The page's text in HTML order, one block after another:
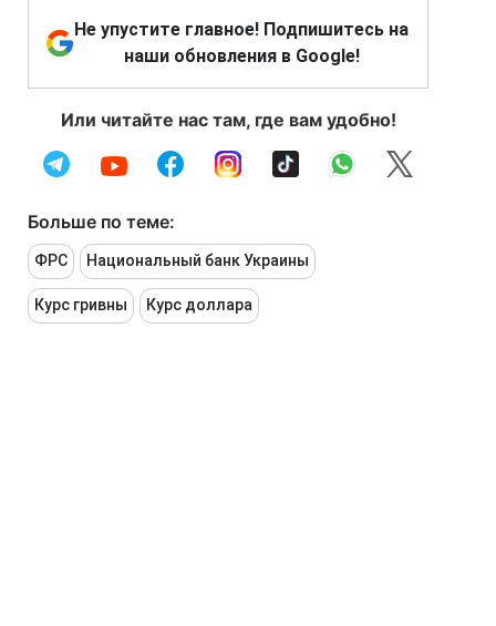
Не упустите главное! Подпишитесь на
наши обновления в Google!
Или читайте нас там, где вам удобно!
Больше по теме:
ФРС Национальный банк Украины
Курс гривны Курс доллара